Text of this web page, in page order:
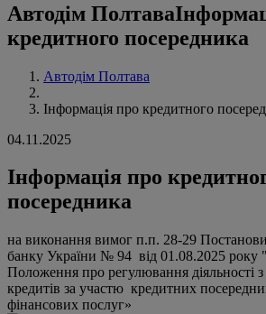
Автодім Полтава
кредитного посередника
Автодім Полтава
Інформація про кредитного
04.11.2025
Інформація про
посередника
на виконання вимог п.п. 28-29
банку України № 94 від 01.08.2025 року
Положення про регулювання діяльності
кредитів за участю кредитних
фінансових послуг»